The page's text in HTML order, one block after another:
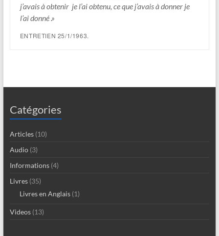
j’avais à obtenir je l’ai obtenu, ce que j’avais à donner je
l’ai donné .»
ENTRETIEN 25/1/1963.
Catégories
Articles(10)
Audio(3)
Informations(4)
Livres(35)
Livres en Anglais(1)
Videos(13)